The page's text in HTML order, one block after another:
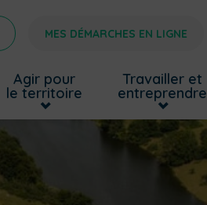
MES DÉMARCHES EN LIGNE
Agir pour
le territoire
Travailler et
entreprendre